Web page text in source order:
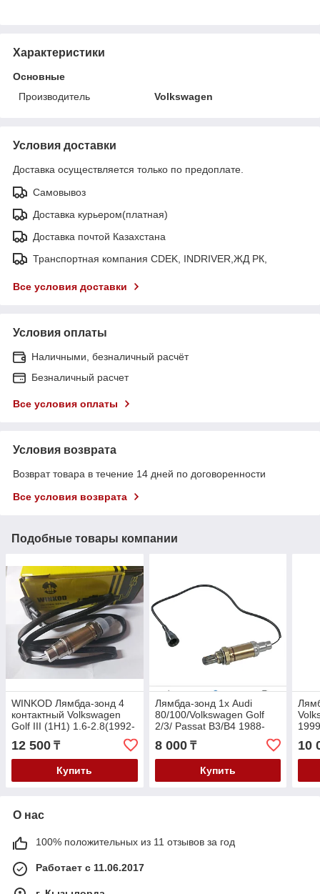
Характеристики
Основные
Производитель
Volkswagen
Условия доставки
Доставка осуществляется только по предоплате.
Самовывоз
Доставка курьером(платная)
Доставка почтой Казахстана
Транспортная компания CDEK, INDRIVER,ЖД РК,
Все условия доставки
Условия оплаты
Наличными, безналичный расчёт
Безналичный расчет
Все условия оплаты
Условия возврата
Возврат товара в течение 14 дней по договоренности
Все условия возврата
Подобные товары компании
WINKOD Лямбда-зонд 4
контактный Volkswagen
Golf III (1H1) 1.6-2.8(1992-
2997)/Passat 1.8-2.8
(1990-1997)
12 500 ₸
Купить
Лямбда-зонд 1х Audi
80/100/Volkswagen Golf
2/3/ Passat B3/B4 1988-
8 000₸
Купить
10
О нас
100% положительных из 11 отзывов за год
Работает с 11.06.2017